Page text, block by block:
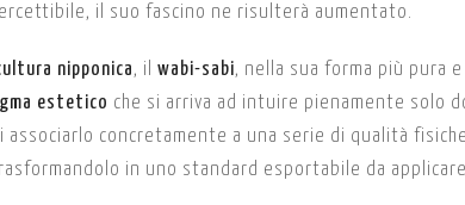
il suo fascino ne risulterà aumentato.
nipponica, il wabi-sabi, nella sua forma più pura
estetico che si arriva ad intuire pienamente solo
associarlo concretamente a una serie di qualità
in uno standard esportabile da